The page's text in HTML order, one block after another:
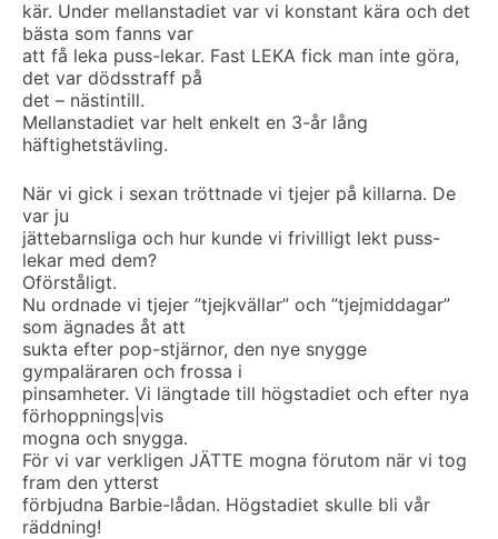
kär. Under mellanstadiet var vi konstant kära och det
bästa som fanns var
att få leka puss-lekar. Fast LEKA fick man inte göra,
det var dödsstraff på
det – nästintill.
Mellanstadiet var helt enkelt en 3-år lång
häftighetstävling.
När vi gick i sexan tröttnade vi tjejer på killarna. De
var ju
jättebarnsliga och hur kunde vi frivilligt lekt puss-
lekar med dem?
Oförståligt.
Nu ordnade vi tjejer ”tjejkvällar” och ”tjejmiddagar”
som ägnades åt att
sukta efter pop-stjärnor, den nye snygge
gympaläraren och frossa i
pinsamheter. Vi längtade till högstadiet och efter nya
förhoppnings|vis
mogna och snygga.
För vi var verkligen JÄTTE mogna förutom när vi tog
fram den ytterst
förbjudna Barbie-lådan. Högstadiet skulle bli vår
räddning!